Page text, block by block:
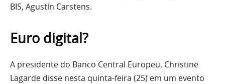
BIS, Agustín Carstens.
Euro digital?
A presidente do Banco Central Europeu, Christine
Lagarde disse nesta quinta-feira (25) em um evento